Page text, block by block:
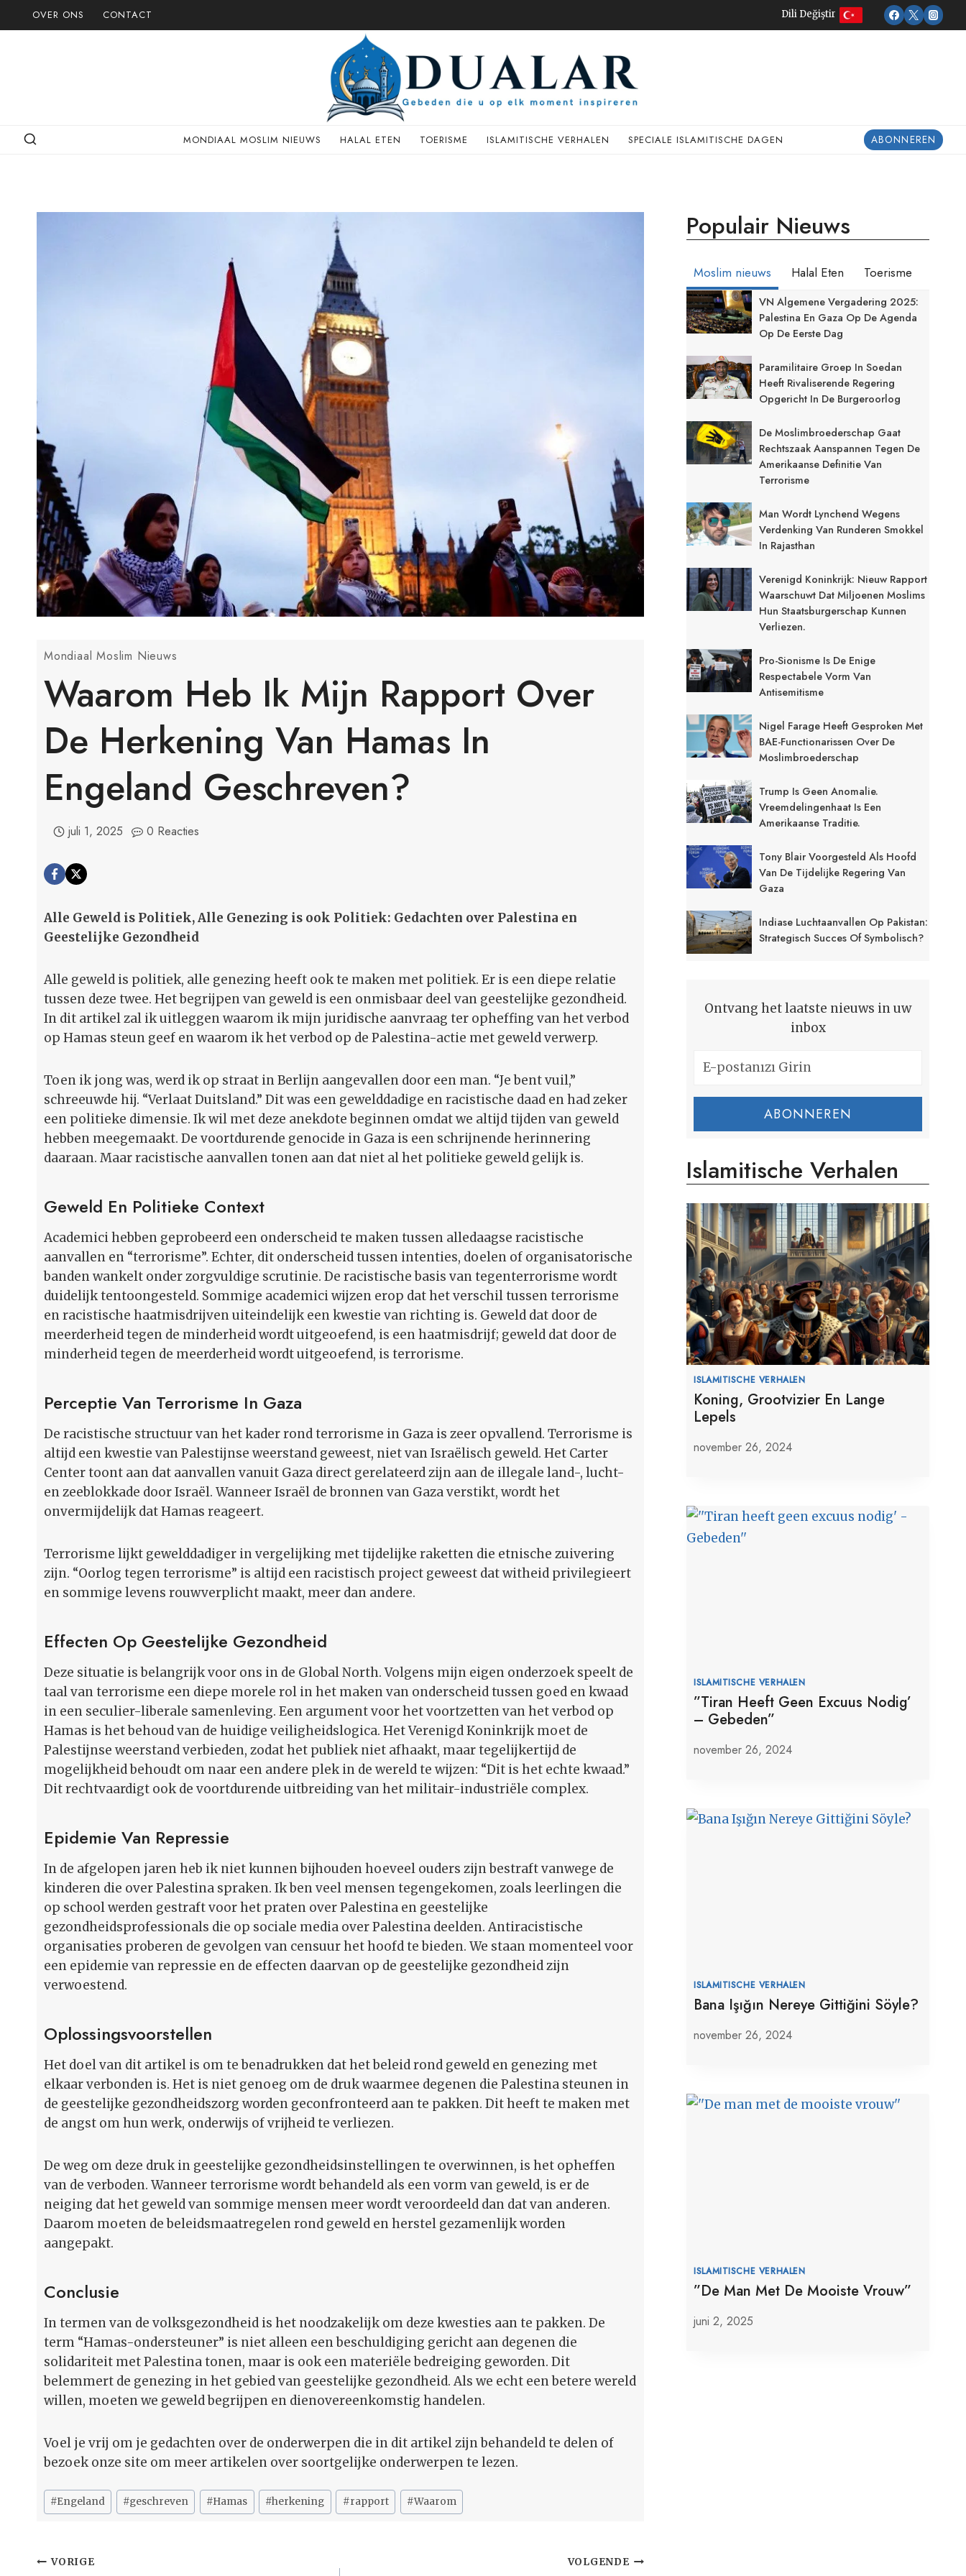
Doorgaan
naar
OVER ONS CONTACT Dili Değiştir
MONDIAAL MOSLIM NIEUWS HALAL ETEN TOERISME ISLAMITISCHE VERHALEN SPECIALE ISLAMITISCHE DAGEN ABONNEREN
Mondiaal Moslim Nieuws
Waarom Heb Ik Mijn Rapport Over
De Herkening Van Hamas In
Engeland Geschreven?
juli 1, 2025 0 Reacties
Alle Geweld is Politiek, Alle Genezing is ook Politiek: Gedachten over Palestina en
Geestelijke Gezondheid
Alle geweld is politiek, alle genezing heeft ook te maken met politiek. Er is een diepe relatie
tussen deze twee. Het begrijpen van geweld is een onmisbaar deel van geestelijke gezondheid.
In dit artikel zal ik uitleggen waarom ik mijn juridische aanvraag ter opheffing van het verbod
op Hamas steun geef en waarom ik het verbod op de Palestina-actie met geweld verwerp.
Toen ik jong was, werd ik op straat in Berlijn aangevallen door een man. “Je bent vuil,”
schreeuwde hij. “Verlaat Duitsland.” Dit was een gewelddadige en racistische daad en had zeker
een politieke dimensie. Ik wil met deze anekdote beginnen omdat we altijd tijden van geweld
hebben meegemaakt. De voortdurende genocide in Gaza is een schrijnende herinnering
daaraan. Maar racistische aanvallen tonen aan dat niet al het politieke geweld gelijk is.
Geweld En Politieke Context
Academici hebben geprobeerd een onderscheid te maken tussen alledaagse racistische
aanvallen en “terrorisme”. Echter, dit onderscheid tussen intenties, doelen of organisatorische
banden wankelt onder zorgvuldige scrutinie. De racistische basis van tegenterrorisme wordt
duidelijk tentoongesteld. Sommige academici wijzen erop dat het verschil tussen terrorisme
en racistische haatmisdrijven uiteindelijk een kwestie van richting is. Geweld dat door de
meerderheid tegen de minderheid wordt uitgeoefend, is een haatmisdrijf; geweld dat door de
minderheid tegen de meerderheid wordt uitgeoefend, is terrorisme.
Perceptie Van Terrorisme In Gaza
De racistische structuur van het kader rond terrorisme in Gaza is zeer opvallend. Terrorisme is
altijd een kwestie van Palestijnse weerstand geweest, niet van Israëlisch geweld. Het Carter
Center toont aan dat aanvallen vanuit Gaza direct gerelateerd zijn aan de illegale land-, lucht-
en zeeblokkade door Israël. Wanneer Israël de bronnen van Gaza verstikt, wordt het
onvermijdelijk dat Hamas reageert.
Terrorisme lijkt gewelddadiger in vergelijking met tijdelijke raketten die etnische zuivering
zijn. “Oorlog tegen terrorisme” is altijd een racistisch project geweest dat witheid privilegieert
en sommige levens rouwverplicht maakt, meer dan andere.
Effecten Op Geestelijke Gezondheid
Deze situatie is belangrijk voor ons in de Global North. Volgens mijn eigen onderzoek speelt de
taal van terrorisme een diepe morele rol in het maken van onderscheid tussen goed en kwaad
in een seculier-liberale samenleving. Een argument voor het voortzetten van het verbod op
Hamas is het behoud van de huidige veiligheidslogica. Het Verenigd Koninkrijk moet de
Palestijnse weerstand verbieden, zodat het publiek niet afhaakt, maar tegelijkertijd de
mogelijkheid behoudt om naar een andere plek in de wereld te wijzen: “Dit is het echte kwaad.”
Dit rechtvaardigt ook de voortdurende uitbreiding van het militair-industriële complex.
Epidemie Van Repressie
In de afgelopen jaren heb ik niet kunnen bijhouden hoeveel ouders zijn bestraft vanwege de
kinderen die over Palestina spraken. Ik ben veel mensen tegengekomen, zoals leerlingen die
op school werden gestraft voor het praten over Palestina en geestelijke
gezondheidsprofessionals die op sociale media over Palestina deelden. Antiracistische
organisaties proberen de gevolgen van censuur het hoofd te bieden. We staan momenteel voor
een epidemie van repressie en de effecten daarvan op de geestelijke gezondheid zijn
verwoestend.
Oplossingsvoorstellen
Het doel van dit artikel is om te benadrukken dat het beleid rond geweld en genezing met
elkaar verbonden is. Het is niet genoeg om de druk waarmee degenen die Palestina steunen in
de geestelijke gezondheidszorg worden geconfronteerd aan te pakken. Dit heeft te maken met
de angst om hun werk, onderwijs of vrijheid te verliezen.
De weg om deze druk in geestelijke gezondheidsinstellingen te overwinnen, is het opheffen
van de verboden. Wanneer terrorisme wordt behandeld als een vorm van geweld, is er de
neiging dat het geweld van sommige mensen meer wordt veroordeeld dan dat van anderen.
Daarom moeten de beleidsmaatregelen rond geweld en herstel gezamenlijk worden
aangepakt.
Conclusie
In termen van de volksgezondheid is het noodzakelijk om deze kwesties aan te pakken. De
term “Hamas-ondersteuner” is niet alleen een beschuldiging gericht aan degenen die
solidariteit met Palestina tonen, maar is ook een materiële bedreiging geworden. Dit
belemmert de genezing in het gebied van geestelijke gezondheid. Als we echt een betere wereld
willen, moeten we geweld begrijpen en dienovereenkomstig handelen.
Voel je vrij om je gedachten over de onderwerpen die in dit artikel zijn behandeld te delen of
bezoek onze site om meer artikelen over soortgelijke onderwerpen te lezen.
Bericht
tags:
#Engeland #geschreven #Hamas #herkening #rapport #Waarom
Bericht
VORIGE VOLGENDE
Populair Nieuws
Moslim nieuws Halal Eten Toerisme
VN Algemene Vergadering 2025:
Palestina En Gaza Op De Agenda
Op De Eerste Dag
Paramilitaire Groep In Soedan
Heeft Rivaliserende Regering
Opgericht In De Burgeroorlog
De Moslimbroederschap Gaat
Rechtszaak Aanspannen Tegen De
Amerikaanse Definitie Van
Terrorisme
Man Wordt Lynchend Wegens
Verdenking Van Runderen Smokkel
In Rajasthan
Verenigd Koninkrijk: Nieuw Rapport
Waarschuwt Dat Miljoenen Moslims
Hun Staatsburgerschap Kunnen
Verliezen.
Pro-Sionisme Is De Enige
Respectabele Vorm Van
Antisemitisme
Nigel Farage Heeft Gesproken Met
BAE-Functionarissen Over De
Moslimbroederschap
Trump Is Geen Anomalie.
Vreemdelingenhaat Is Een
Amerikaanse Traditie.
Tony Blair Voorgesteld Als Hoofd
Van De Tijdelijke Regering Van
Gaza
Indiase Luchtaanvallen Op Pakistan:
Strategisch Succes Of Symbolisch?
Ontvang het laatste nieuws in uw
inbox
ABONNEREN
Islamitische Verhalen
ISLAMITISCHE VERHALEN
Koning, Grootvizier En Lange
Lepels
november 26, 2024
ISLAMITISCHE VERHALEN
”Tiran Heeft Geen Excuus Nodig’
– Gebeden”
november 26, 2024
ISLAMITISCHE VERHALEN
Bana Işığın Nereye Gittiğini Söyle?
november 26, 2024
ISLAMITISCHE VERHALEN
”De Man Met De Mooiste Vrouw”
juni 2, 2025